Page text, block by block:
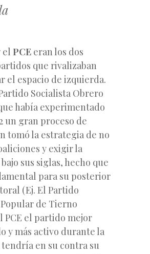
el PCE eran los dos
que rivalizaban
el espacio de izquierda.
Socialista Obrero
había experimentado
un gran proceso de
tomó la estrategia de no
y exigir la
sus siglas, hecho que
para su posterior
(Ej. El Partido
de Tierno
PCE el partido mejor
y más activo durante la
en su contra su